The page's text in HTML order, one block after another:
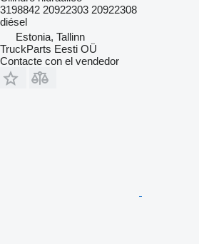
3198842 20922303 20922308
diésel
Estonia, Tallinn
TruckParts Eesti OÜ
Contacte con el vendedor